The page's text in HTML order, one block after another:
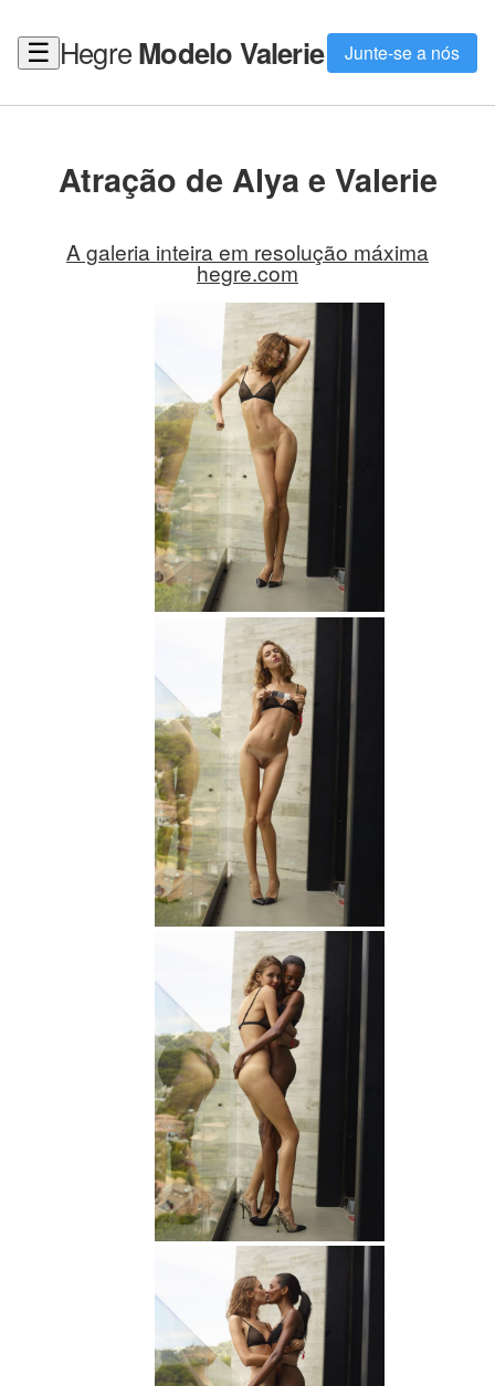
☰ HegreModelo Valerie Junte-se a nós
Atração de Alya e Valerie
A galeria inteira em resolução máxima
hegre.com